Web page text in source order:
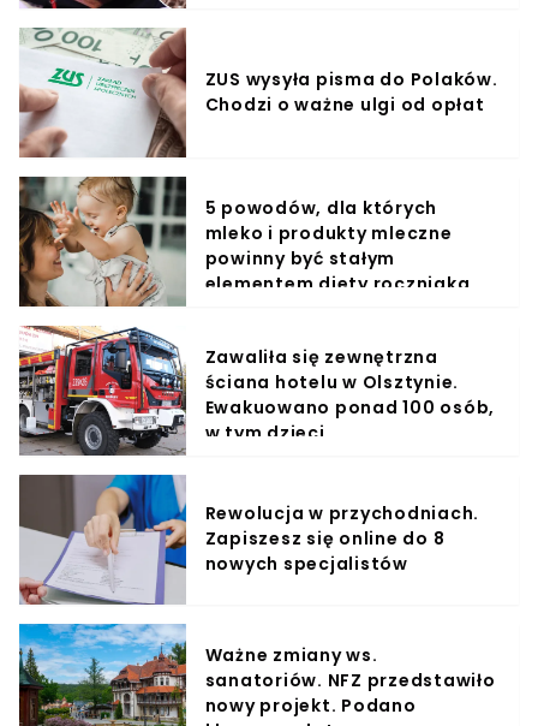
ZUS wysyła pisma do Polaków.
Chodzi o ważne ulgi od opłat
5 powodów, dla których
mleko i produkty mleczne
powinny być stałym
elementem diety roczniaka
Zawaliła się zewnętrzna
ściana hotelu w Olsztynie.
Ewakuowano ponad 100 osób,
w tym dzieci
Rewolucja w przychodniach.
Zapiszesz się online do 8
nowych specjalistów
Ważne zmiany ws.
sanatoriów. NFZ przedstawiło
nowy projekt. Podano